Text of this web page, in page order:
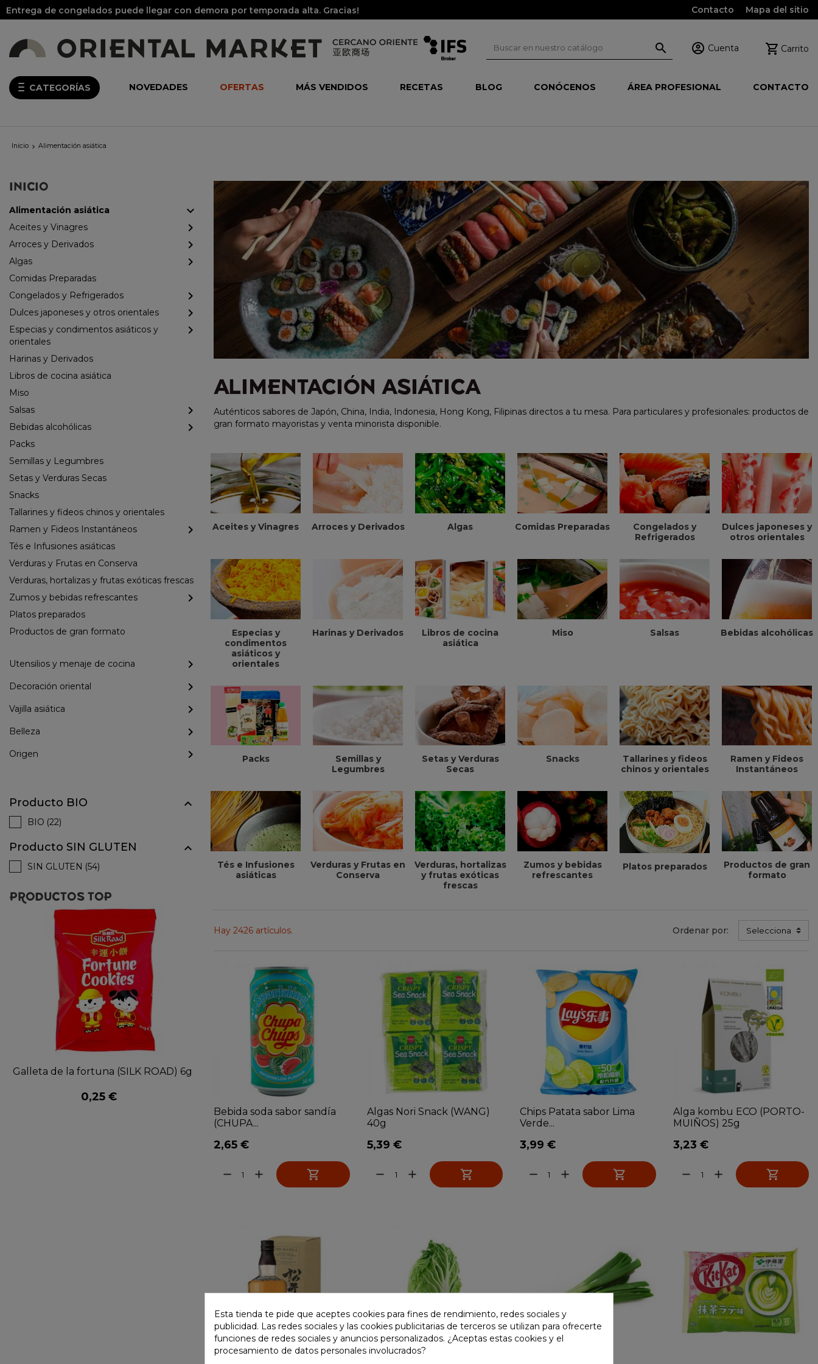
Entrega de congelados puede llegar con demora por temporada alta. Gracias! Contacto Mapa del sitio
  Cuenta  Carrito
CATEGORÍAS NOVEDADES OFERTAS MÁS VENDIDOS RECETAS BLOG CONÓCENOS ÁREA PROFESIONAL CONTACTO
Inicio  Alimentación asiática
INICIO
Alimentación asiática
Aceites y Vinagres
Arroces y Derivados
Algas
Comidas Preparadas
Congelados y Refrigerados
Dulces japoneses y otros orientales
Especias y condimentos asiáticos y
orientales
Harinas y Derivados
Libros de cocina asiática
Miso
Salsas
Bebidas alcohólicas
Packs
Semillas y Legumbres
Setas y Verduras Secas
Snacks
Tallarines y fideos chinos y orientales
Ramen y Fideos Instantáneos
Tés e Infusiones asiáticas
Verduras y Frutas en Conserva
Verduras, hortalizas y frutas exóticas frescas
Zumos y bebidas refrescantes
Platos preparados
Productos de gran formato
Utensilios y menaje de cocina
Decoración oriental
Vajilla asiática
Belleza
Origen
Producto BIO 
BIO (22)
Producto SIN GLUTEN 
SIN GLUTEN (54)
PRODUCTOS TOP
Galleta de la fortuna (SILK ROAD) 6g
0,25 €
ALIMENTACIÓN ASIÁTICA
Auténticos sabores de Japón, China, India, Indonesia, Hong Kong, Filipinas directos a tu mesa. Para particulares y profesionales: productos de
gran formato mayoristas y venta minorista disponible.
Aceites y Vinagres Arroces y Derivados Algas Comidas Preparadas
Congelados y
Refrigerados
Dulces japoneses y
otros orientales
Especias y
condimentos
asiáticos y
orientales
Harinas y Derivados
Libros de cocina
asiática
Miso Salsas Bebidas alcohólicas
Packs
Semillas y
Legumbres
Setas y Verduras
Secas
Snacks
Tallarines y fideos
chinos y orientales
Ramen y Fideos
Instantáneos
Tés e Infusiones
asiáticas
Verduras y Frutas en
Conserva
Verduras, hortalizas
y frutas exóticas
frescas
Zumos y bebidas
refrescantes
Platos preparados
Productos de gran
formato
Ordenar por: Selecciona
Hay 2426 artículos.
Bebida soda sabor sandía
(CHUPA...
2,65 €
remove add 
Algas Nori Snack (WANG)
40g
5,39 €
remove add 
Chips Patata sabor Lima
Verde...
3,99 €
remove add 
Alga kombu ECO (PORTO-
MUIÑOS) 25g
3,23 €
remove add 
Esta tienda te pide que aceptes cookies para fines de rendimiento, redes sociales y
publicidad. Las redes sociales y las cookies publicitarias de terceros se utilizan para ofrecerte
funciones de redes sociales y anuncios personalizados. ¿Aceptas estas cookies y el
procesamiento de datos personales involucrados?